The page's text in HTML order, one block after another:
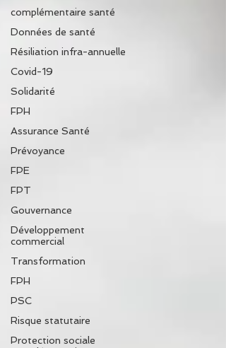
complémentaire santé
Données de santé
Résiliation infra-annuelle
Covid-19
Solidarité
FPH
Assurance Santé
Prévoyance
FPE
FPT
Gouvernance
Développement
commercial
Transformation
FPH
PSC
Risque statutaire
Protection sociale